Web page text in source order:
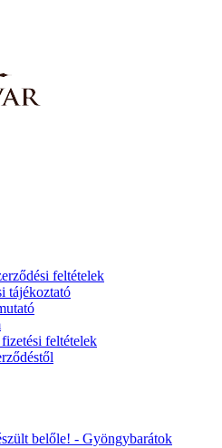
feltételek
tájékoztató
feltételek
belőle! - Gyöngybarátok